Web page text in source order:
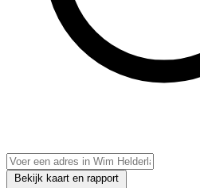
Bekijk kaart en rapport